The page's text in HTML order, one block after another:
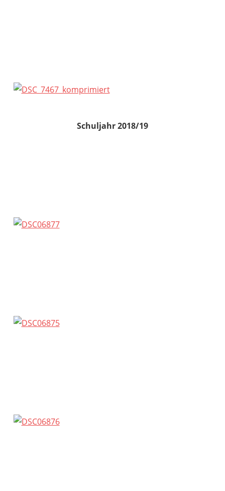
Schuljahr 2018/19